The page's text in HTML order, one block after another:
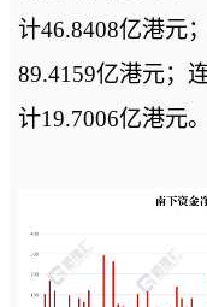
计46.8408亿港元
89.4159亿港元；
计19.7006亿港元。